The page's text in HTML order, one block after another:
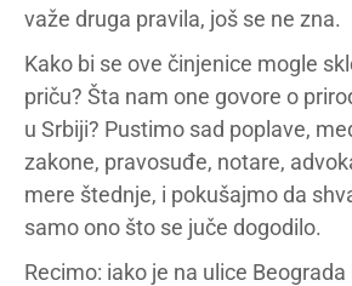
važe druga pravila, još se ne zna.
Kako bi se ove činjenice mogle
priču? Šta nam one govore o
u Srbiji? Pustimo sad poplave,
zakone, pravosuđe, notare,
mere štednje, i pokušajmo da
samo ono što se juče dogodilo.
Recimo: iako je na ulice